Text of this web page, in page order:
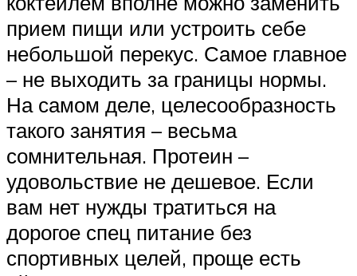
прием пищи или устроить себе
небольшой перекус. Самое главное
– не выходить за границы нормы.
На самом деле, целесообразность
такого занятия – весьма
сомнительная. Протеин –
удовольствие не дешевое. Если
вам нет нужды тратиться на
дорогое спец питание без
спортивных целей, проще есть